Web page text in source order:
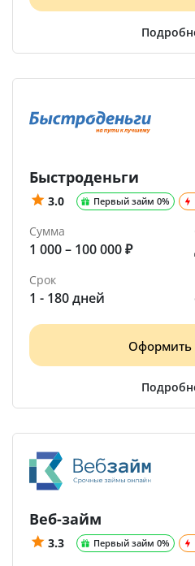
Быстроденьги
3.0 Первый займ 0%
Сумма
1 000 – 100 000 ₽
Срок
1 - 180 дней
Оформить
Веб-займ
3.3 Первый займ 0%